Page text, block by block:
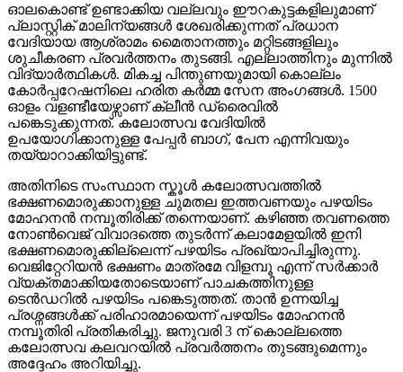
ഓലകൊണ്ട് ഉണ്ടാക്കിയ വല്ലവും ഈറകുട്ടകളിലുമാണ്
പ്ലാസ്റ്റിക് മാലിന്യങ്ങൾ ശേഖരിക്കുന്നത് പ്രധാന
വേദിയായ ആശ്രാമം മൈതാനത്തും മറ്റിടങ്ങളിലും
ശുചീകരണ പ്രവർത്തനം തുടങ്ങി. എല്ലാത്തിനും മുന്നിൽ
വിദ്യാർത്ഥികൾ. മികച്ച പിന്തുണയുമായി കൊല്ലം
കോർപ്പറേഷനിലെ ഹരിത കർമ്മ സേന അംഗങ്ങൾ. 1500
ഓളം വളണ്ടീയേഴ്സാണ് ക്ലീൻ ഡ്രൈവിൽ
പങ്കെടുക്കുന്നത്. കലോത്സവ വേദിയിൽ
ഉപയോഗിക്കാനുള്ള പേപ്പർ ബാഗ്, പേന എന്നിവയും
തയ്യാറാക്കിയിട്ടുണ്ട്.
അതിനിടെ സംസ്ഥാന സ്കൂൾ കലോത്സവത്തിൽ
ഭക്ഷണമൊരുക്കാനുള്ള ചുമതല ഇത്തവണയും പഴയിടം
മോഹനൻ നമ്പൂതിരിക്ക് തന്നെയാണ്. കഴിഞ്ഞ തവണത്തെ
നോൺവെജ് വിവാദത്തെ തുടർന്ന് കലാമേളയിൽ ഇനി
ഭക്ഷണമൊരുക്കില്ലെന്ന് പഴയിടം പ്രഖ്യാപിച്ചിരുന്നു.
വെജിറ്റേറിയൻ ഭക്ഷണം മാത്രമേ വിളമ്പൂ എന്ന് സർക്കാർ
വ്യക്തമാക്കിയതോടെയാണ് പാചകത്തിനുള്ള
ടെൻഡറിൽ പഴയിടം പങ്കെടുത്തത്. താൻ ഉന്നയിച്ച
പ്രശ്നങ്ങൾക്ക് പരിഹാരമായെന്ന് പഴയിടം മോഹനൻ
നമ്പൂതിരി പ്രതികരിച്ചു. ജനുവരി 3 ന് കൊല്ലത്തെ
കലോത്സവ കലവറയിൽ പ്രവർത്തനം തുടങ്ങുമെന്നും
അദ്ദേഹം അറിയിച്ചു.